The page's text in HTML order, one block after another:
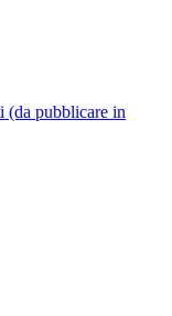
pubblicare in